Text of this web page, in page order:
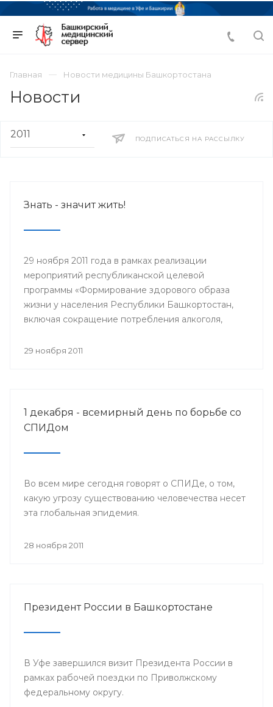
Главная Новости медицины Башкортостана
Новости
ПОДПИСАТЬСЯ НА РАССЫЛКУ
Знать - значит жить!
29 ноября 2011 года в рамках реализации
мероприятий республиканской целевой
программы «Формирование здорового образа
жизни у населения Республики Башкортостан,
включая сокращение потребления алкоголя,
годы» и проведения Всемирного дня борьбы со
выбираем здоровый образ жизни».
29 ноября 2011
1 декабря - всемирный день по борьбе со
СПИДом
Во всем мире сегодня говорят о СПИДе, о том,
какую угрозу существованию человечества несет
эта глобальная эпидемия.
28 ноября 2011
Президент России в Башкортостане
В Уфе завершился визит Президента России в
рамках рабочей поездки по Приволжскому
федеральному округу.